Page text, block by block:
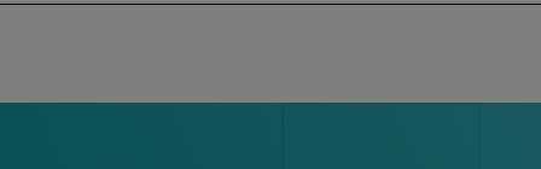
navigation
content
Nursing